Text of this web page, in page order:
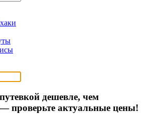
дешевле, чем
проверьте актуальные цены!